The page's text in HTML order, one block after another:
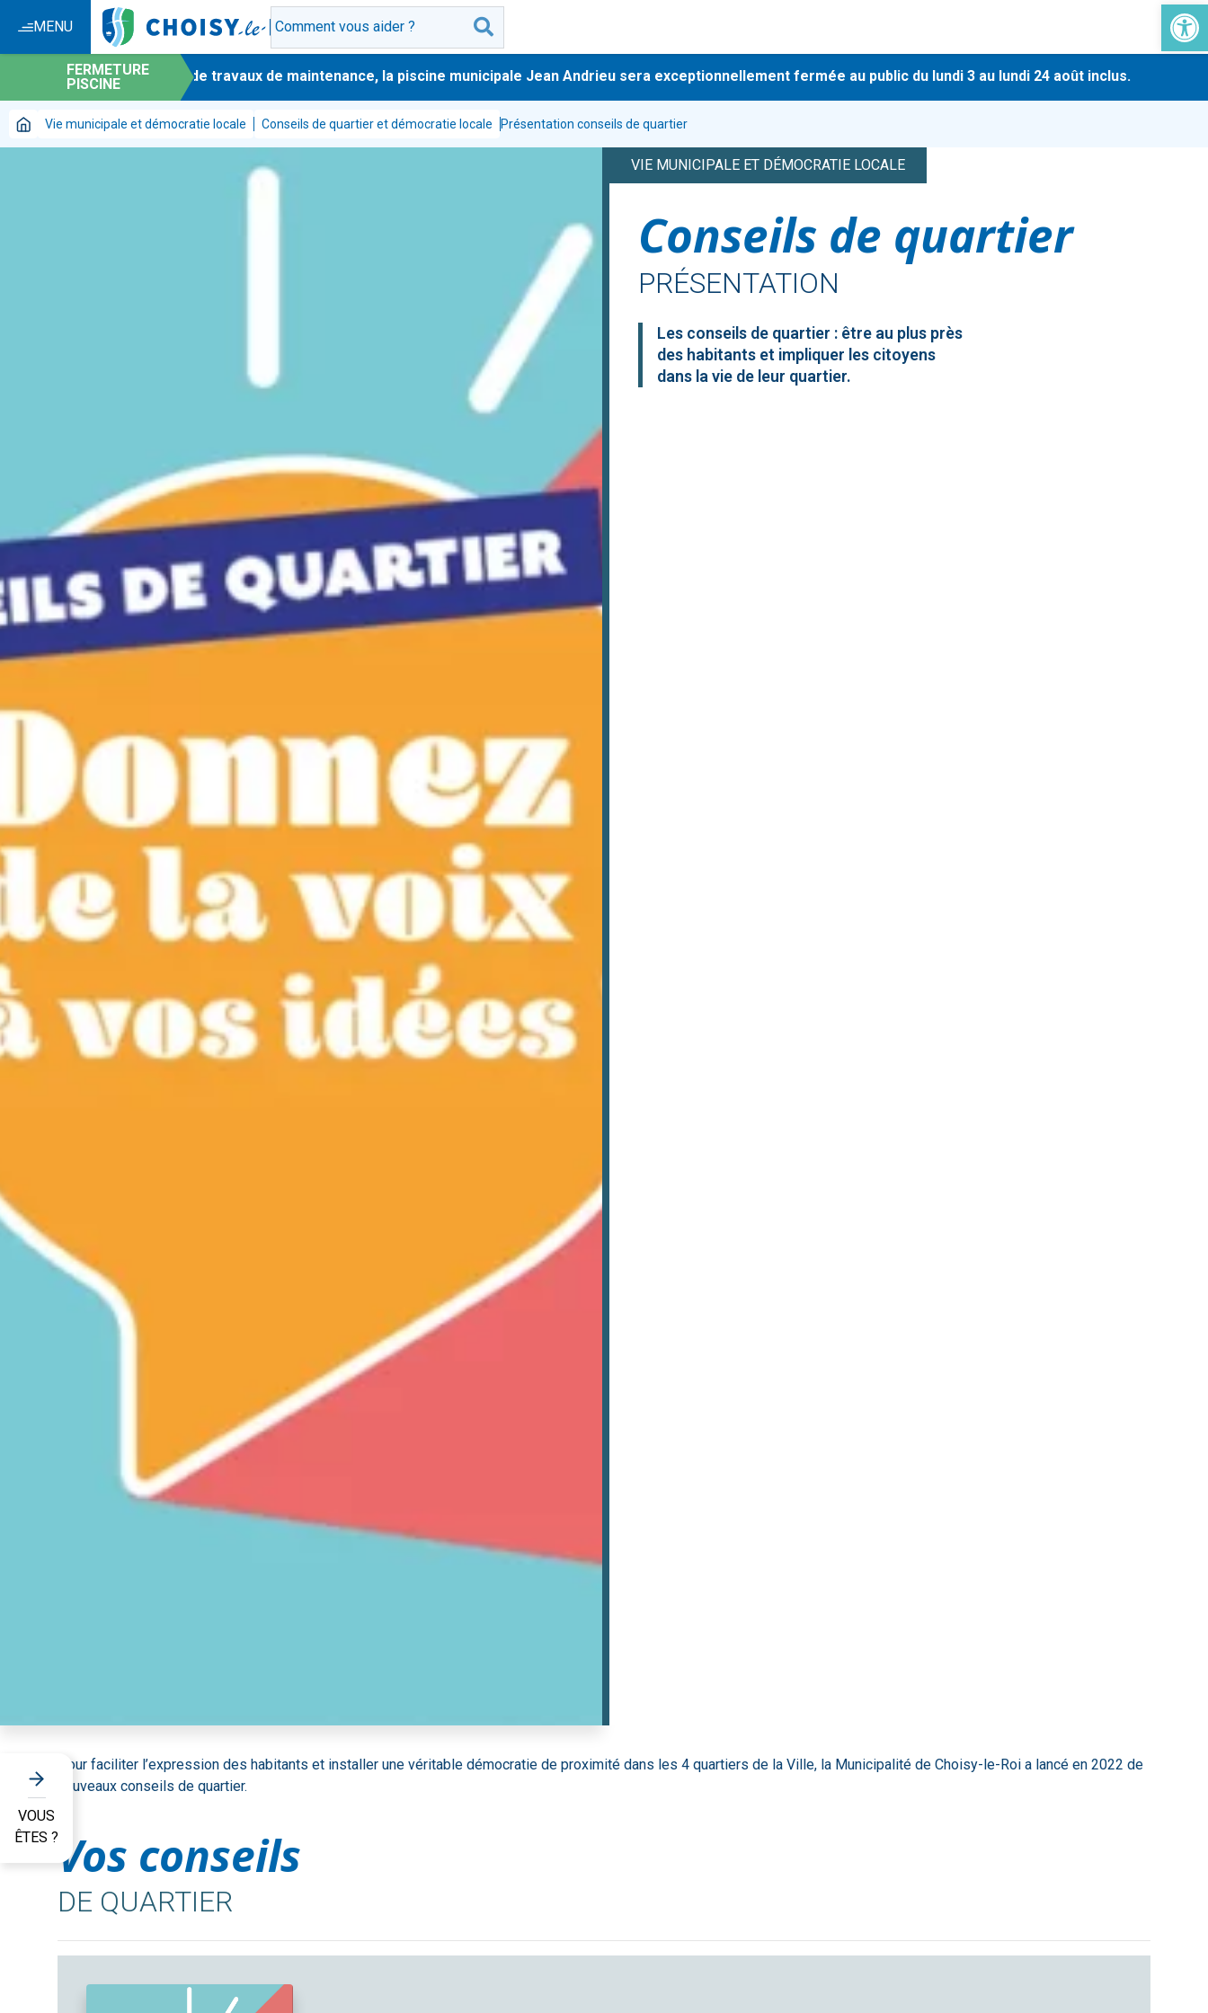
Ouvrir
MENU
FERMETURE
PISCINE
-En raison de travaux de maintenance, la piscine municipale Jean Andrieu sera exceptionnellement fermée au public du lundi 3 au lundi 24 août inclus.
Vie municipale et démocratie locale Conseils de quartier et démocratie locale Présentation conseils de quartier
VIE MUNICIPALE ET DÉMOCRATIE LOCALE
Conseils de quartier
PRÉSENTATION
Les conseils de quartier : être au plus près
des habitants et impliquer les citoyens
dans la vie de leur quartier.
VOUS
ÊTES ?
Pour faciliter l’expression des habitants et installer une véritable démocratie de proximité dans les 4 quartiers de la Ville, la Municipalité de Choisy-le-Roi a lancé en 2022 de
nouveaux conseils de quartier.
Vos conseils
DE QUARTIER